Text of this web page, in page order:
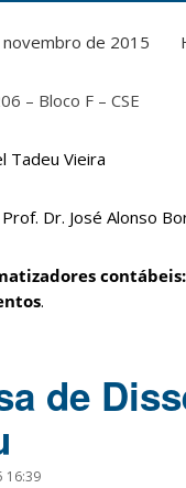
novembro de 2015
– Bloco F – CSE
Tadeu Vieira
Dr. José Alonso
.
de
16:39